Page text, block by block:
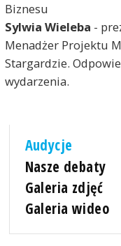
Biznesu
Sylwia Wieleba -
Menadżer Projektu
Stargardzie.
wydarzenia.
Audycje
Nasze debaty
Galeria zdjęć
Galeria wideo